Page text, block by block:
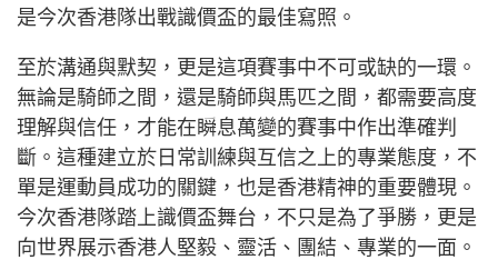
是今次香港隊出戰識價盃的最佳寫照。
至於溝通與默契，更是這項賽事中不可或缺的一環。
無論是騎師之間，還是騎師與馬匹之間，都需要高度
理解與信任，才能在瞬息萬變的賽事中作出準確判
斷。這種建立於日常訓練與互信之上的專業態度，不
單是運動員成功的關鍵，也是香港精神的重要體現。
今次香港隊踏上識價盃舞台，不只是為了爭勝，更是
向世界展示香港人堅毅、靈活、團結、專業的一面。